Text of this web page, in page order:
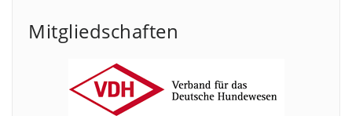
Mitgliedschaften